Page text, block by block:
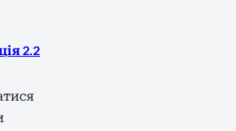
2.2